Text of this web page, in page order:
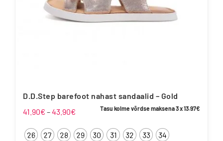
D.D.Step barefoot nahast sandaalid – Gold
41.90€ –43.90€ Hinnavahemik:
kuni
Tasu kolme võrdse maksena 3 x13.97€
26 27 28 29 30 31 32 33 34